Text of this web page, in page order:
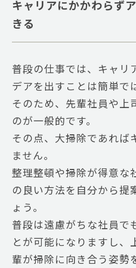
キャリアにかかわらず
きる
普段の仕事では、キャリ
デアを出すことは簡単で
そのため、先輩社員や上
のが一般的です。
その点、大掃除であれば
ません。
整理整頓や掃除が得意な
の良い方法を自分から提
ょう。
普段は遠慮がちな社員で
とが可能になりますし、
輩が掃除に向き合う姿勢